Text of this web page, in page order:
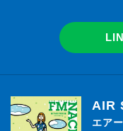
AIR
エア